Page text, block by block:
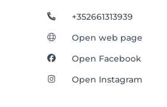
+352661313939
Open web page
Open Facebook
Open Instagram